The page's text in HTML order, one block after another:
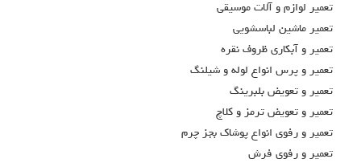
تعمير لوازم و آلات موسيقي
تعمير ماشين لباسشويي
تعمير و آبكاري ظروف نقره
تعمير و پرس انواع لوله و شيلنگ
تعمير و تعويض بلبرينگ
تعمير و تعويض ترمز و كلاچ
تعمير و رفوي انواع پوشاك بجز چرم
تعمير و رفوي فرش